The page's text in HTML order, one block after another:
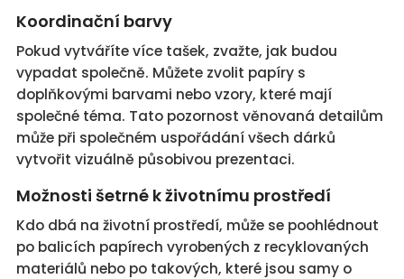
Koordinační barvy
Pokud vytváříte více tašek, zvažte, jak budou
vypadat společně. Můžete zvolit papíry s
doplňkovými barvami nebo vzory, které mají
společné téma. Tato pozornost věnovaná detailům
může při společném uspořádání všech dárků
vytvořit vizuálně působivou prezentaci.
Možnosti šetrné k životnímu prostředí
Kdo dbá na životní prostředí, může se poohlédnout
po balicích papírech vyrobených z recyklovaných
materiálů nebo po takových, které jsou samy o